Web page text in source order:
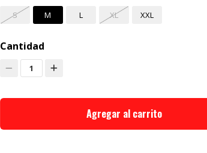
S M L XL XXL
Cantidad
1
Agregar al carrito